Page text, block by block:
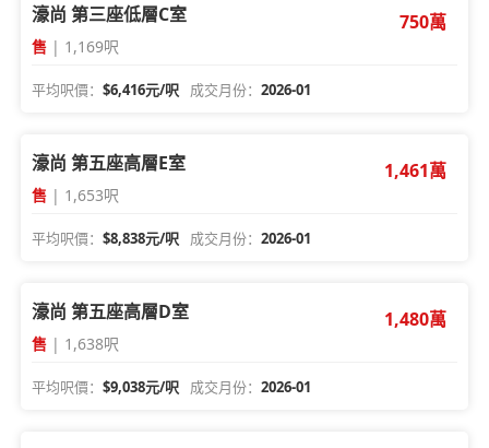
濠尚 第三座低層C室
售 | 1,169呎
750萬
平均呎價：$6,416元/呎 成交月份：2026-01
濠尚 第五座高層E室
售 | 1,653呎
1,461萬
平均呎價：$8,838元/呎 成交月份：2026-01
濠尚 第五座高層D室
售 | 1,638呎
1,480萬
平均呎價：$9,038元/呎 成交月份：2026-01